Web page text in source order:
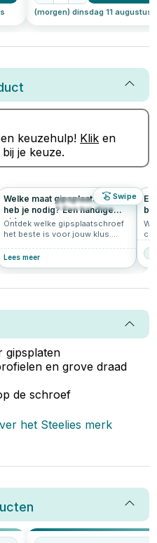
(morgen) dinsdag 11 augustus
keuzehulp! Klik en
je keuze.
Swipe
1229 4.9
Welke maat gipsplaatschroef
heb je nodig? Een handige
gids
Ontdek welke gipsplaatschroef
het beste is voor jouw klus.
draadtype, schroefkop en
ondergrond. Handige tips van
Lees meer
op
gipsplaten
en grove draad
de schroef
het Steelies merk